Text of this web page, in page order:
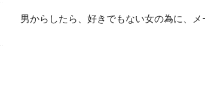
男からしたら、好きでもない女の為に、